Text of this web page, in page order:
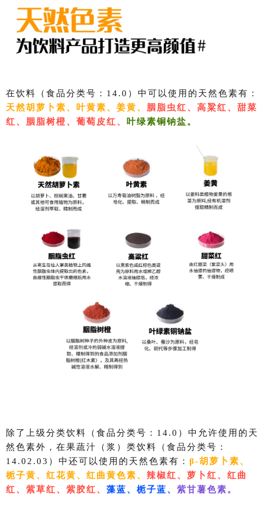
在饮料（食品分类号：14.0）中可以使用的天然色素有：
天然胡萝卜素、 叶黄素、姜黄、 胭脂虫红、 高粱红、甜菜
红、胭脂树橙、葡萄皮红、 叶绿素铜钠盐。
除了上级分类饮料（食品分类号：14.0） 中允许使用的天
然色素外，在果蔬汁（浆）类饮料（ 食品分类号：
14.02.03）中还可以使用的天然色素有： β-胡萝卜素、
栀子黄、 红花黄、红曲黄色素、 辣椒红、 萝卜红、红曲
红、紫草红、紫胶红、 藻蓝、栀子蓝、 紫甘薯色素。